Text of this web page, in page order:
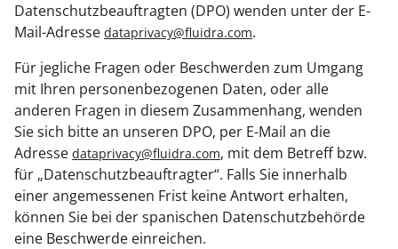
Datenschutzbeauftragten (DPO) wenden unter der E-
Mail-Adresse dataprivacy@fluidra.com.
Für jegliche Fragen oder Beschwerden zum Umgang
mit Ihren personenbezogenen Daten, oder alle
anderen Fragen in diesem Zusammenhang, wenden
Sie sich bitte an unseren DPO, per E-Mail an die
Adresse dataprivacy@fluidra.com, mit dem Betreff bzw.
für „Datenschutzbeauftragter“. Falls Sie innerhalb
einer angemessenen Frist keine Antwort erhalten,
können Sie bei der spanischen Datenschutzbehörde
eine Beschwerde einreichen.